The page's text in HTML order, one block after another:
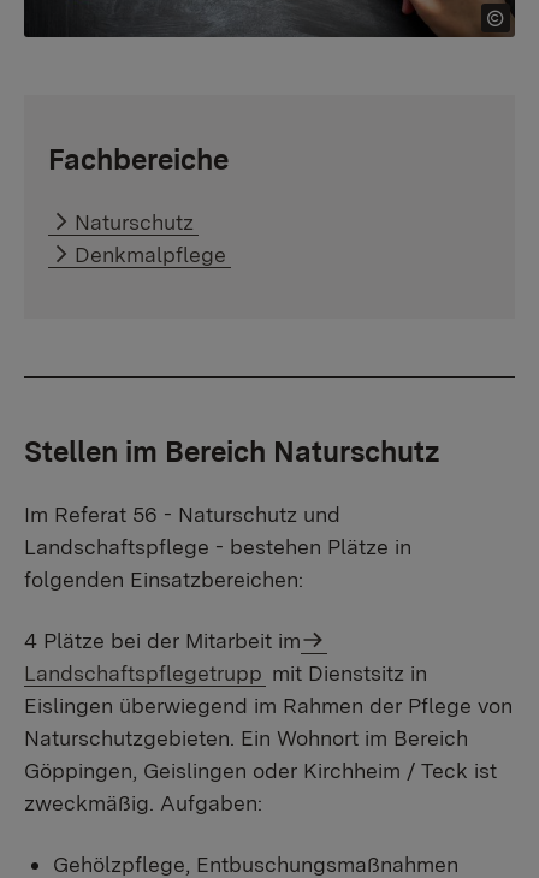
Fachbereiche
Naturschutz
Denkmalpflege
Stellen im Bereich Naturschutz
Im Referat 56 - Naturschutz und
Landschaftspflege - bestehen Plätze in
folgenden Einsatzbereichen:
4 Plätze bei der Mitarbeit im
Landschaftspflegetrupp mit Dienstsitz in
Eislingen überwiegend im Rahmen der Pflege von
Naturschutzgebieten. Ein Wohnort im Bereich
Göppingen, Geislingen oder Kirchheim / Teck ist
zweckmäßig. Aufgaben:
Gehölzpflege, Entbuschungsmaßnahmen